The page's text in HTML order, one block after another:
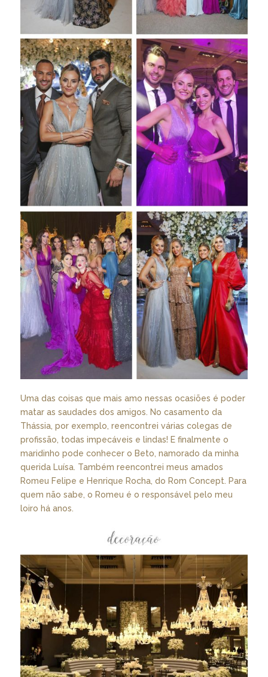
Uma das coisas que mais amo nessas ocasiões é poder
matar as saudades dos amigos. No casamento da
Thássia, por exemplo, reencontrei várias colegas de
profissão, todas impecáveis e lindas! E finalmente o
maridinho pode conhecer o Beto, namorado da minha
querida Luísa. Também reencontrei meus amados
Romeu Felipe e Henrique Rocha, do Rom Concept. Para
quem não sabe, o Romeu é o responsável pelo meu
loiro há anos.